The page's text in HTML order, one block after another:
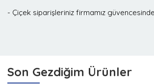
- Çiçek siparişleriniz firmamız
Son Gezdiğim Ürünler